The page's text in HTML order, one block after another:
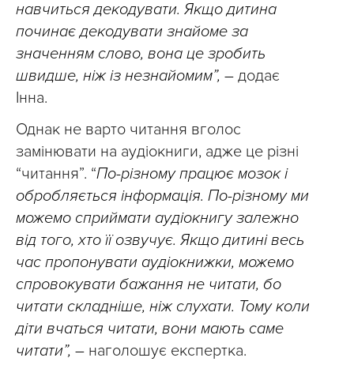
навчиться декодувати. Якщо дитина
починає декодувати знайоме за
значенням слово, вона це зробить
швидше, ніж із незнайомим”, – додає
Інна.
Однак не варто читання вголос
замінювати на аудіокниги, адже це різні
“читання”. “По-різному працює мозок і
обробляється інформація. По-різному ми
можемо сприймати аудіокнигу залежно
від того, хто її озвучує. Якщо дитині весь
час пропонувати аудіокнижки, можемо
спровокувати бажання не читати, бо
читати складніше, ніж слухати. Тому коли
діти вчаться читати, вони мають саме
читати”, – наголошує експертка.